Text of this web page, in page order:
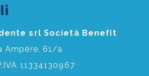
srl Società Benefit
Ampère, 61/a
11334130967